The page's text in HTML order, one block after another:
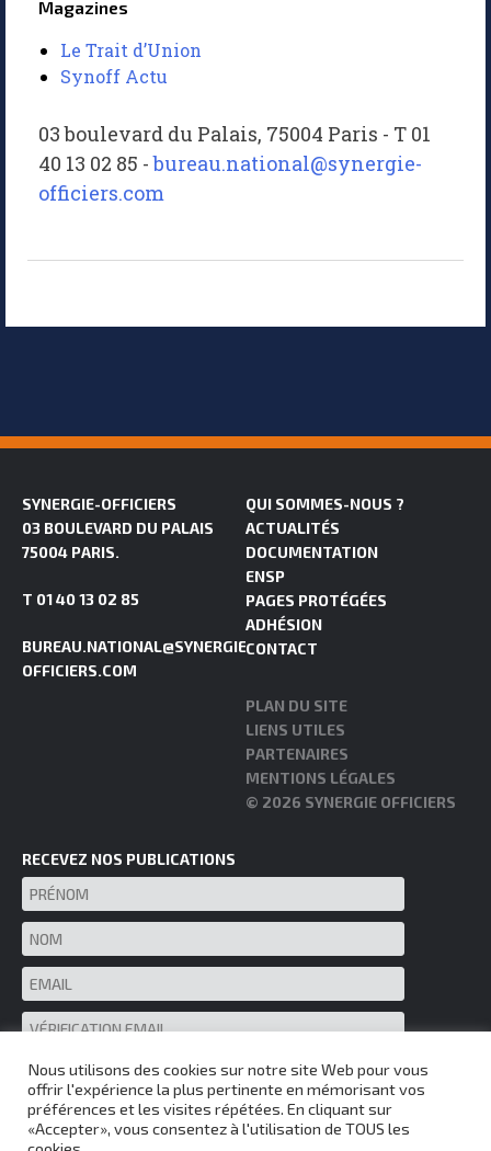
Magazines
Le Trait d’Union
Synoff Actu
03 boulevard du Palais, 75004 Paris - T 01
40 13 02 85 -bureau.national@synergie-
officiers.com
SYNERGIE-OFFICIERS
03 BOULEVARD DU PALAIS
75004 PARIS.
T 01 40 13 02 85
BUREAU.NATIONAL@SYNERGIE-
OFFICIERS.COM
QUI SOMMES-NOUS ?
ACTUALITÉS
DOCUMENTATION
ENSP
PAGES PROTÉGÉES
ADHÉSION
CONTACT
PLAN DU SITE
LIENS UTILES
PARTENAIRES
MENTIONS LÉGALES
© 2026 SYNERGIE OFFICIERS
RECEVEZ NOS PUBLICATIONS
Nous utilisons des cookies sur notre site Web pour vous
offrir l'expérience la plus pertinente en mémorisant vos
préférences et les visites répétées. En cliquant sur
«Accepter», vous consentez à l'utilisation de TOUS les